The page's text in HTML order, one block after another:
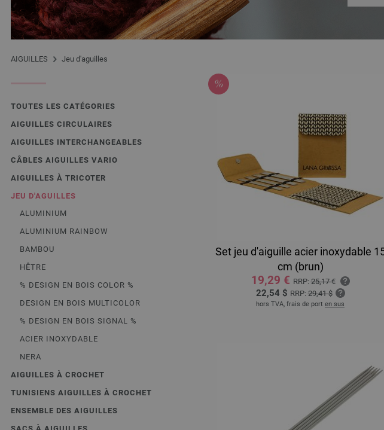
AIGUILLES Jeu d'aguilles
TOUTES LES CATÉGORIES
AIGUILLES CIRCULAIRES
AIGUILLES INTERCHANGEABLES
CÂBLES AIGUILLES VARIO
AIGUILLES À TRICOTER
JEU D'AGUILLES
ALUMINIUM
ALUMINIUM RAINBOW
BAMBOU
HÊTRE
% DESIGN EN BOIS COLOR %
DESIGN EN BOIS MULTICOLOR
% DESIGN EN BOIS SIGNAL %
ACIER INOXYDABLE
NERA
AIGUILLES À CROCHET
TUNISIENS AIGUILLES À CROCHET
ENSEMBLE DES AIGUILLES
Set jeu d'aiguille acier inoxydable
cm (brun)
19,29 € RRP:25,17 €
22,54 $ RRP:29,41 $
hors TVA, frais de port en sus